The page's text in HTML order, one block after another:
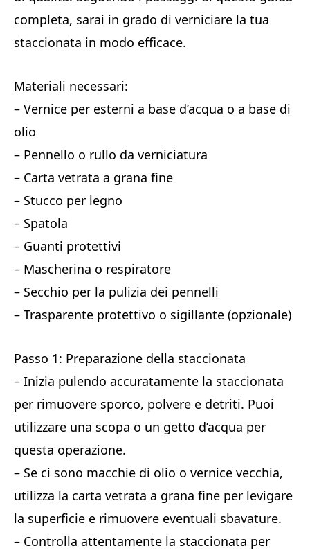
completa, sarai in grado di verniciare la tua
staccionata in modo efficace.
Materiali necessari:
– Vernice per esterni a base d’acqua o a base di
olio
– Pennello o rullo da verniciatura
– Carta vetrata a grana fine
– Stucco per legno
– Spatola
– Guanti protettivi
– Mascherina o respiratore
– Secchio per la pulizia dei pennelli
– Trasparente protettivo o sigillante (opzionale)
Passo 1: Preparazione della staccionata
– Inizia pulendo accuratamente la staccionata
per rimuovere sporco, polvere e detriti. Puoi
utilizzare una scopa o un getto d’acqua per
questa operazione.
– Se ci sono macchie di olio o vernice vecchia,
utilizza la carta vetrata a grana fine per levigare
la superficie e rimuovere eventuali sbavature.
– Controlla attentamente la staccionata per